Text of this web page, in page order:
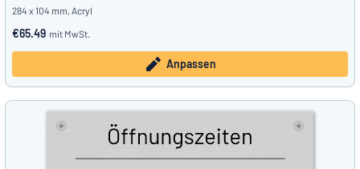
284 x 104 mm, Acryl
€65.49 mit MwSt.
Anpassen